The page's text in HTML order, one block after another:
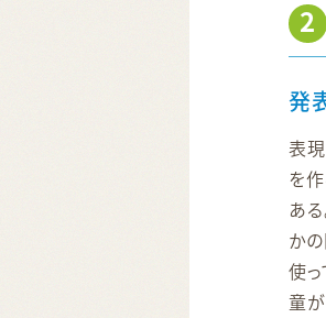
2
発
表
を
あ
か
使
童